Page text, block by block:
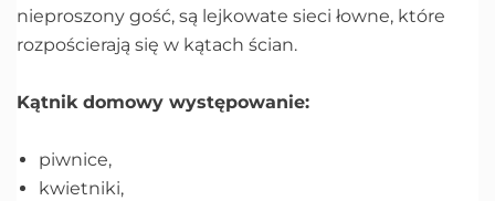
nieproszony gość, są lejkowate sieci łowne, które
rozpościerają się w kątach ścian.
Kątnik domowy występowanie:
piwnice,
kwietniki,